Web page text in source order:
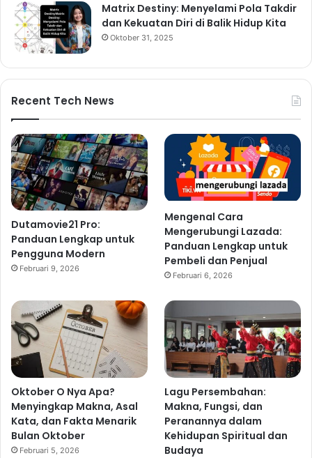
Matrix Destiny: Menyelami Pola Takdir
dan Kekuatan Diri di Balik Hidup Kita
Oktober 31, 2025
Recent Tech News
Dutamovie21 Pro:
Panduan Lengkap untuk
Pengguna Modern
Februari 9, 2026
Mengenal Cara
Mengerubungi Lazada:
Panduan Lengkap untuk
Pembeli dan Penjual
Februari 6, 2026
Oktober O Nya Apa?
Menyingkap Makna, Asal
Kata, dan Fakta Menarik
Bulan Oktober
Februari 5, 2026
Lagu Persembahan:
Makna, Fungsi, dan
Peranannya dalam
Kehidupan Spiritual dan
Budaya